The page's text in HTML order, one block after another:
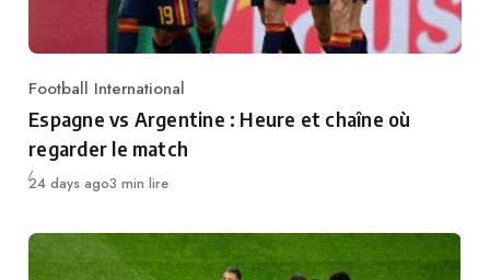
Category
Football International
Espagne vs Argentine : Heure et chaîne où
regarder le match
Publié
24 days ago3 min lire